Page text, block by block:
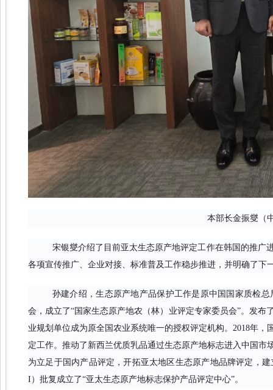
本部长金振燮（
宋银燮介绍了目前亚太生态原产地评定工作在韩国的推广
各项宣传推广、企业对接、标准普及工作稳步推进，并明确了
孙建介绍，生态原产地产品保护工作是原中国国家质检
会，成立了“国家生态原产地农（林）业评定专家委员会”。发
业规划单位成为原全国农业系统唯一的授权评定机构。2018年
定工作。推动了新西兰优质乳品通过生态原产地标志进入中国
为立足于国内产品评定，开拓亚太地区生态原产地品牌评定，
I）批复成立了“亚太生态原产地标志保护产品评定中心”。